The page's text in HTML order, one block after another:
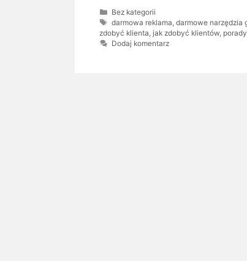
Kategorie
Bez kategorii
Tagi
darmowa reklama ,darmowe narzędzia
zdobyć klienta jak zdobyć klientów
Dodaj komentarz